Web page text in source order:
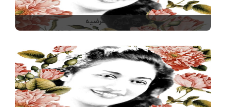
می گریزم / مرضیه